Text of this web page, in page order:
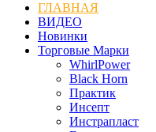
ГЛАВНАЯ
ВИДЕО
Новинки
Торговые Марки
WhirlPower
Black Horn
Практик
Инсепт
Инстрапласт